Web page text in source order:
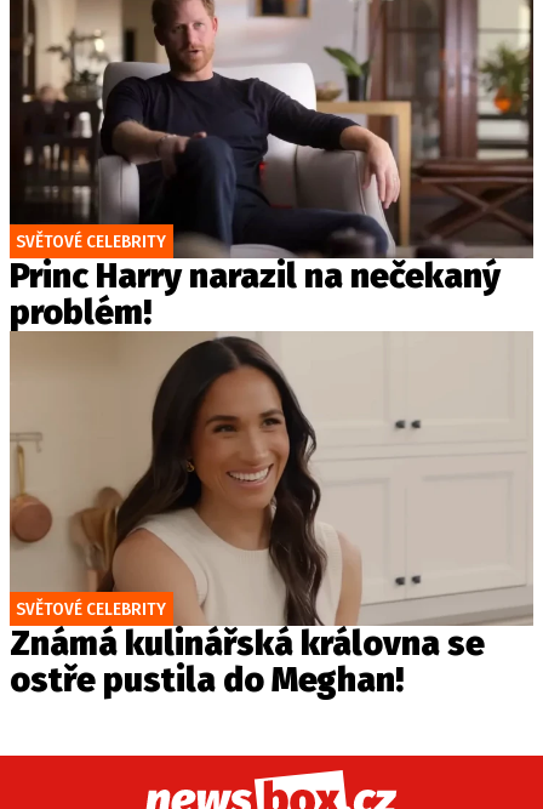
SVĚTOVÉ CELEBRITY
Princ Harry narazil na nečekaný
problém!
SVĚTOVÉ CELEBRITY
Známá kulinářská královna se
ostře pustila do Meghan!